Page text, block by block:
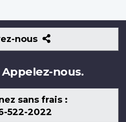
nous
Suivez-
nous
nous.
sans frais :
522-2022